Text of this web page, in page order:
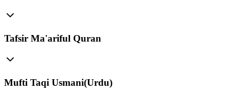
Tafsir Ma'ariful Quran
Mufti Taqi Usmani(Urdu)